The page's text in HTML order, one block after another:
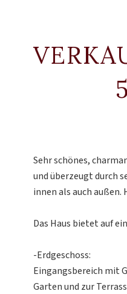
Sehr schönes,
und überzeugt durch
innen als auch
Das Haus bietet auf
-Erdgeschoss:
Eingangsbereich mit
Garten und zur